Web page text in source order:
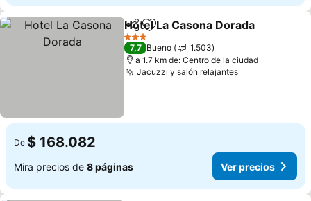
CompartirAgregar a favoritos
Hotel La Casona Dorada
3 Estrellas
7,7 Bueno
1.503
a 1.7 km de: Centro de la ciudad
Jacuzzi y salón relajantesVer precios
De $ 168.082
Mira precios de 8 páginas Ver precios